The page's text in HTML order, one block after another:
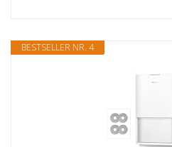
BESTSELLER NR. 4